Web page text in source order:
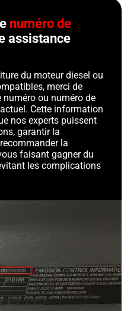
numéro de
assistance
du moteur diesel ou
merci de
ou numéro de
Cette information
nos experts puissent
garantir la
la
faisant gagner du
les complications